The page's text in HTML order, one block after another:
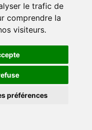
le trafic de
comprendre la
visiteurs.
préférences